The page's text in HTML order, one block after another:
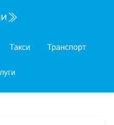
Такси Транспорт